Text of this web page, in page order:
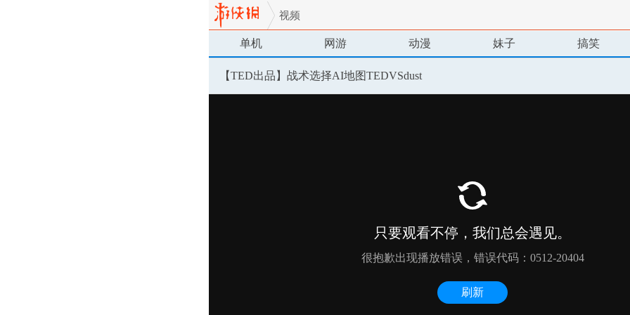
视频
单机 网游 动漫 妹子 搞笑
【TED出品】战术选择AI地图TEDVSdust